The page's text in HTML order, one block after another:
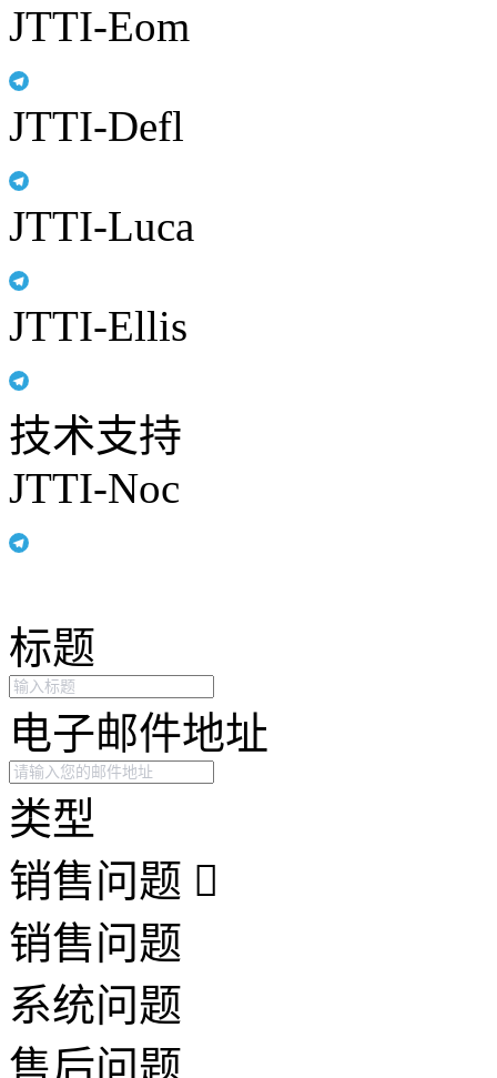
JTTI-Eom
JTTI-Defl
JTTI-Luca
JTTI-Ellis
技术支持
JTTI-Noc
标题
电子邮件地址
类型
销售问题
销售问题
系统问题
售后问题